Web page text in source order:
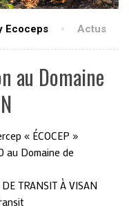
Ecoceps Actus
au Domaine
« ÉCOCEP »
au Domaine de
TRANSIT À VISAN